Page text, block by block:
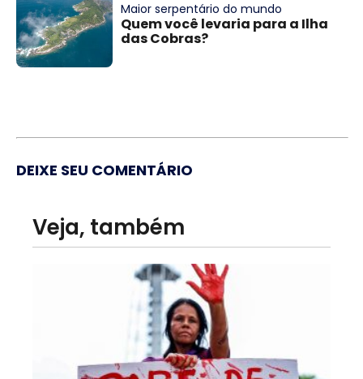
Maior serpentário do mundo
Quem você levaria para a Ilha
das Cobras?
DEIXE SEU COMENTÁRIO
Veja, também